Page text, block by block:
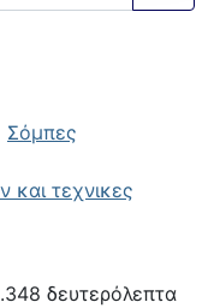
Σόμπες
και τεχνικες
δευτερόλεπτα